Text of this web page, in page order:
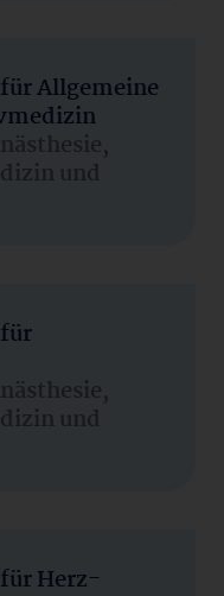
Allgemeine
und
und
Herz-